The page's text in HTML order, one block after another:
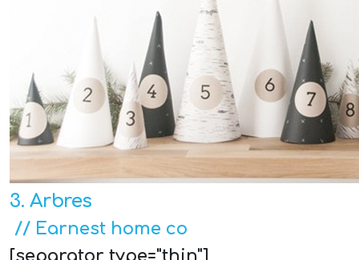
3. Arbres
// Earnest home co
[separator type="thin"]